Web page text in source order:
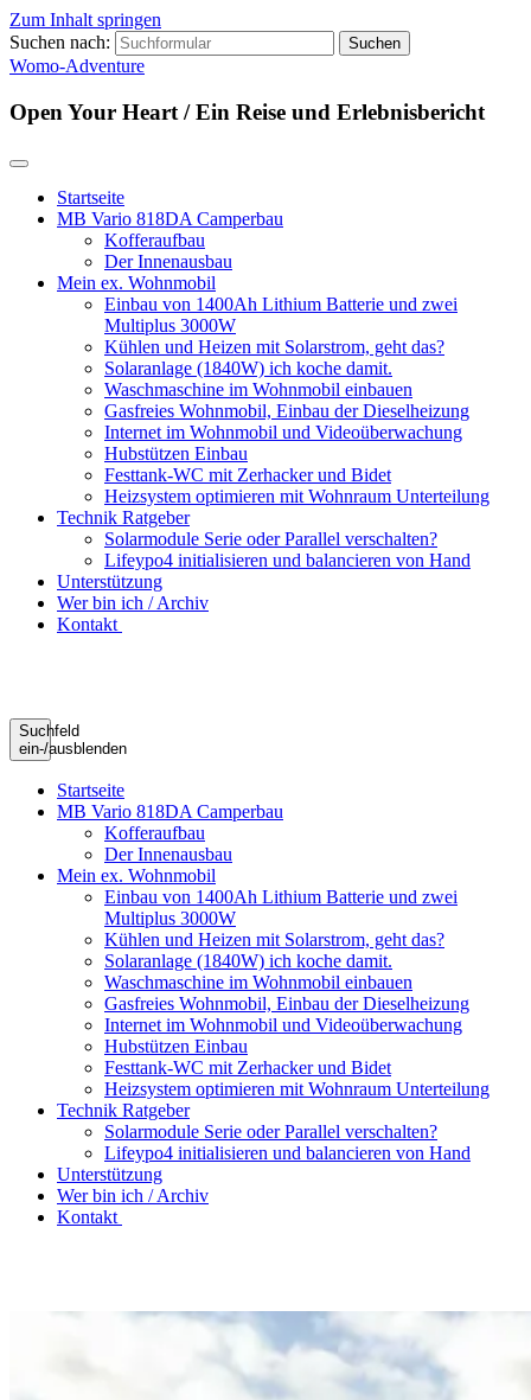
Zum Inhalt springen
Suchen nach:
Womo-Adventure
Open Your Heart / Ein Reise und Erlebnisbericht
Startseite
MB Vario 818DA Camperbau
Kofferaufbau
Der Innenausbau
Mein ex. Wohnmobil
Einbau von 1400Ah Lithium Batterie und zwei
Multiplus 3000W
Kühlen und Heizen mit Solarstrom, geht das?
Solaranlage (1840W) ich koche damit.
Waschmaschine im Wohnmobil einbauen
Gasfreies Wohnmobil, Einbau der Dieselheizung
Internet im Wohnmobil und Videoüberwachung
Hubstützen Einbau
Festtank-WC mit Zerhacker und Bidet
Heizsystem optimieren mit Wohnraum Unterteilung
Technik Ratgeber
Solarmodule Serie oder Parallel verschalten?
Lifeypo4 initialisieren und balancieren von Hand
Unterstützung
Wer bin ich / Archiv
Kontakt
Suchfeld
ein-/ausblenden
Startseite
MB Vario 818DA Camperbau
Kofferaufbau
Der Innenausbau
Mein ex. Wohnmobil
Einbau von 1400Ah Lithium Batterie und zwei
Multiplus 3000W
Kühlen und Heizen mit Solarstrom, geht das?
Solaranlage (1840W) ich koche damit.
Waschmaschine im Wohnmobil einbauen
Gasfreies Wohnmobil, Einbau der Dieselheizung
Internet im Wohnmobil und Videoüberwachung
Hubstützen Einbau
Festtank-WC mit Zerhacker und Bidet
Heizsystem optimieren mit Wohnraum Unterteilung
Technik Ratgeber
Solarmodule Serie oder Parallel verschalten?
Lifeypo4 initialisieren und balancieren von Hand
Unterstützung
Wer bin ich / Archiv
Kontakt